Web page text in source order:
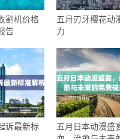
割机价格
告
五月刃牙樱花动
力
诉最新标
五月日本动漫盛